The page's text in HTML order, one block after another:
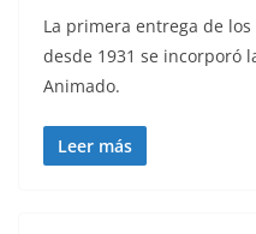
La primera entrega de
desde 1931 se incorporó
Animado.
Leer más